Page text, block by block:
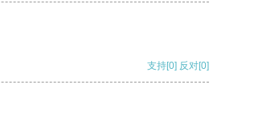
支持[0] 反对[0]